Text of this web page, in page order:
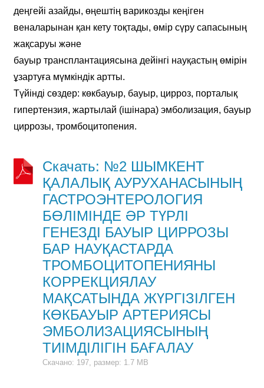
деңгейі азайды, өңештің варикозды кеңіген
веналарынан қан кету тоқтады, өмір сүру сапасының
жақсаруы және
бауыр трансплантациясына дейінгі науқастың өмірін
ұзартуға мүмкіндік артты.
Түйінді сөздер: көкбауыр, бауыр, цирроз, порталық
гипертензия, жартылай (ішінара) эмболизация, бауыр
циррозы, тромбоцитопения.
Скачать: №2 ШЫМКЕНТ
ҚАЛАЛЫҚ АУРУХАНАСЫНЫҢ
ГАСТРОЭНТЕРОЛОГИЯ
БӨЛІМІНДЕ ӘР ТҮРЛІ
ГЕНЕЗДІ БАУЫР ЦИРРОЗЫ
БАР НАУҚАСТАРДА
ТРОМБОЦИТОПЕНИЯНЫ
КОРРЕКЦИЯЛАУ
МАҚСАТЫНДА ЖҮРГІЗІЛГЕН
КӨКБАУЫР АРТЕРИЯСЫ
ЭМБОЛИЗАЦИЯСЫНЫҢ
ТИІМДІЛІГІН БАҒАЛАУ
Скачано: 197, размер: 1.7 MB